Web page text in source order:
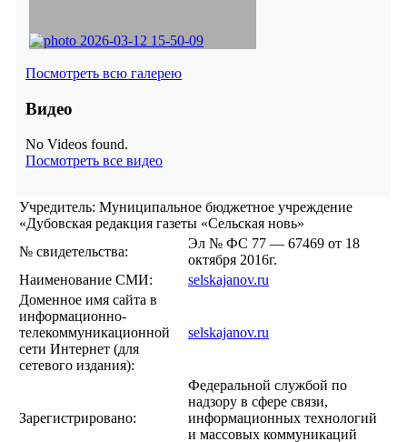
Посмотреть всю галерею
Видео
No Videos found.
Посмотреть все видео
Учредитель: Муниципальное бюджетное учреждение
«Дубовская редакция газеты «Сельская новь»
№ свидетельства:
Эл № ФС 77 — 67469 от 18
октября 2016г.
Наименование СМИ:
selskajanov.ru
Доменное имя сайта в
информационно-
телекоммуникационной
сети Интернет (для
сетевого издания):
selskajanov.ru
Зарегистрировано:
Федеральной службой по
надзору в сфере связи,
информационных технологий
и массовых коммуникаций